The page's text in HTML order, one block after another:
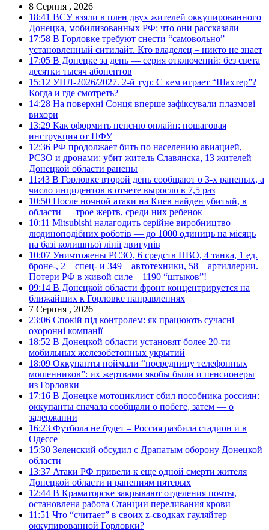
8 Серпня , 2026
18:41 ВСУ взяли в плен двух жителей оккупированного
Донецка, мобилизованных РФ: что они рассказали
17:58 В Горловке требуют снести “самовольно”
установленный ситилайт. Кто владелец – никто не знает
17:05 В Донецке за день — серия отключений: без света
десятки тысяч абонентов
15:12 УПЛ-2026/2027. 2-й тур: С кем играет “Шахтер”?
Когда и где смотреть?
14:28 На поверхні Сонця вперше зафіксували плазмові
вихори
13:29 Как оформить пенсию онлайн: пошаговая
инструкция от ПФУ
12:36 РФ продолжает бить по населению авиацией,
РСЗО и дронами: убит житель Славянска, 13 жителей
Донецкой области ранены
11:43 В Горловке второй день сообщают о 3-х раненых, а
число инцидентов в отчете выросло в 7,5 раз
10:50 После ночной атаки на Киев найден убитый, в
области — трое жертв, среди них ребенок
10:11 Mitsubishi налагодить серійне виробництво
людиноподібних роботів — до 1000 одиниць на місяць
на базі колишньої лінії двигунів
10:07 Уничтожены РСЗО, 6 средств ПВО, 4 танка, 1 ед.
броне-, 2 – спец- и 349 – автотехники, 58 – артиллерии.
Потери РФ в живой силе – 1190 “штыков”!
09:14 В Донецкой области фронт концентрируется на
ближайших к Горловке направлениях
7 Серпня , 2026
23:06 Спокій під контролем: як працюють сучасні
охоронні компанії
18:52 В Донецкой области установят более 20-ти
мобильных железобетонных укрытий
18:09 Оккупанты поймали “посредницу телефонных
мошенников”: их жертвами якобы были и пенсионеры
из Горловки
17:16 В Донецке мотоциклист сбил пособника россиян:
оккупанты сначала сообщали о побеге, затем — о
задержании
16:23 Футбола не будет – Россия разбила стадион и в
Одессе
15:30 Зеленский обсудил с Драпатым оборону Донецкой
области
13:37 Атаки РФ привели к еще одной смерти жителя
Донецкой области и ранениям пятерых
12:44 В Краматорске закрывают отделения почты,
остановлена работа Станции переливания крови
11:51 Что “считает” в своих z-сводках гауляйтер
оккупированной Горловки?